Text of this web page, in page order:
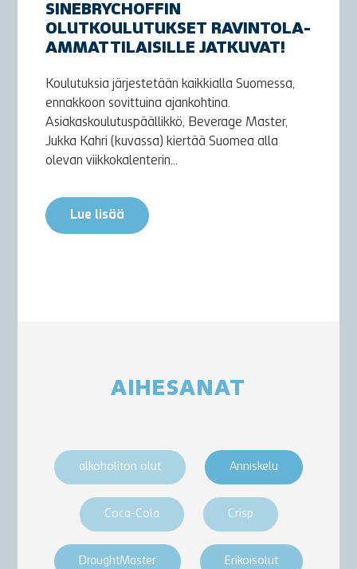
SINEBRYCHOFFIN
OLUTKOULUTUKSET RAVINTOLA-
AMMATTILAISILLE JATKUVAT!
Koulutuksia järjestetään kaikkialla Suomessa,
ennakkoon sovittuina ajankohtina.
Asiakaskoulutuspäällikkö, Beverage Master,
Jukka Kahri (kuvassa) kiertää Suomea alla
olevan viikkokalenterin...
Lue lisää
AIHESANAT
alkoholiton olut Anniskelu
Coca-Cola Crisp
DraughtMaster Erikoisolut